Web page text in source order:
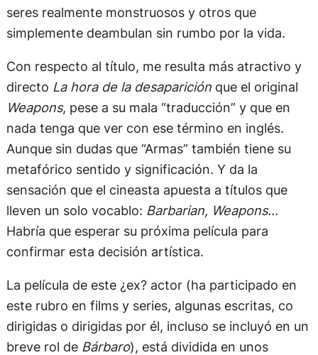
seres realmente monstruosos y otros que
simplemente deambulan sin rumbo por la vida.
Con respecto al título, me resulta más atractivo y
directo La hora de la desapariciónque el original
Weapons, pese a su mala “traducción” y que en
nada tenga que ver con ese término en inglés.
Aunque sin dudas que “Armas” también tiene su
metafórico sentido y significación. Y da la
sensación que el cineasta apuesta a títulos que
lleven un solo vocablo: Barbarian, Weapons…
Habría que esperar su próxima película para
confirmar esta decisión artística.
La película de este ¿ex? actor (ha participado en
este rubro en films y series, algunas escritas, co
dirigidas o dirigidas por él, incluso se incluyó en un
breve rol de Bárbaro), está dividida en unos